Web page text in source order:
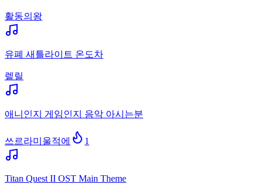
활동의왕
유폐 새틀라이트 온도차
렡릴
애니인지 게임인지 음악 아시는분
쓰르라미울적에 1
Titan Quest II OST Main Theme